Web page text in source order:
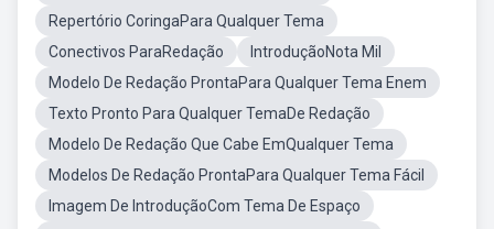
Repertório CoringaPara Qualquer Tema
Conectivos ParaRedação
IntroduçãoNota Mil
Modelo De Redação ProntaPara Qualquer Tema Enem
Texto Pronto Para Qualquer TemaDe Redação
Modelo De Redação Que Cabe EmQualquer Tema
Modelos De Redação ProntaPara Qualquer Tema Fácil
Imagem De IntroduçãoCom Tema De Espaço